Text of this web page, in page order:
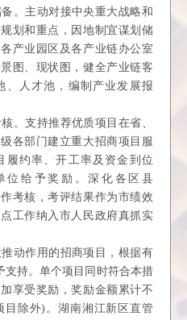
。主动对接中央重大战略和
划和重点，因地制宜谋划储
产业园区及各产业链办公室
图、现状图，健全产业链客
、人才池，编制产业发展报
。支持推荐优质项目在省、
各部门建立重大招商项目服
履约率、开工率及资金到位
位给予奖励。深化各区县
考核，考评结果作为市绩效
工作纳入市人民政府真抓实
动作用的招商项目，根据有
支持。单个项目同时符合本措
享受奖励，奖励金额累计不
目除外)。湖南湘江新区直管